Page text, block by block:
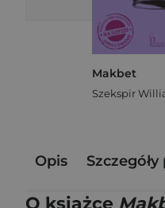
Makbet
Szekspir
Opis
O książce